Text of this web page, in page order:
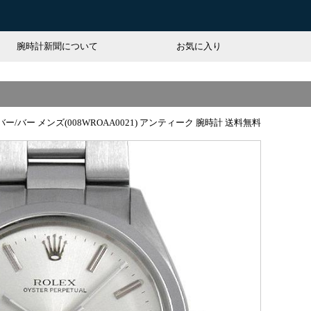
腕時計新聞について お気に入り
/バー メンズ(008WROAA0021) アンティーク 腕時計 送料無料